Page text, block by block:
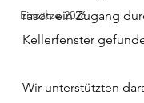
Einsätze 2026
rasch ein Zugang
Kellerfenster
Wir unterstützten